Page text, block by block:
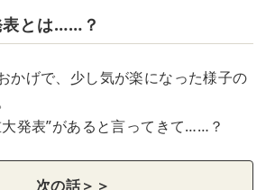
表とは……？
かげで、少し気が楽になった様子の
発表”があると言ってきて……？